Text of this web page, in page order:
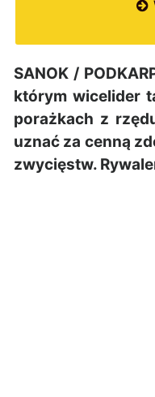
SANOK /
którym wicelider
porażkach z
uznać za cenną
zwycięstw.